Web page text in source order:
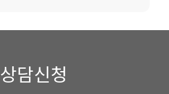
상담신청